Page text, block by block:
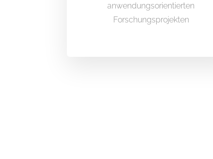
anwendungsorientierten
Forschungsprojekten